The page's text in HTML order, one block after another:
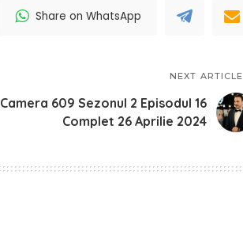
Share on WhatsApp
NEXT ARTICLE
Camera 609 Sezonul 2 Episodul 16
Complet 26 Aprilie 2024